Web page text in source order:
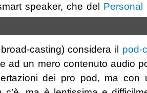
speaker, che del Personal
casting) considera il pod-
ad un mero contenuto audio
dei pro pod, ma con